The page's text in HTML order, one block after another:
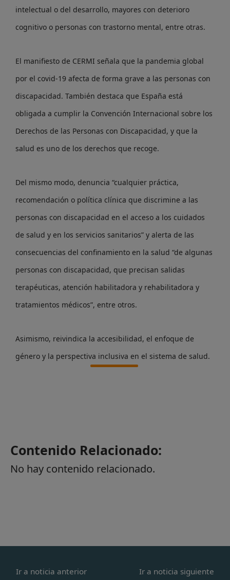
intelectual o del desarrollo, mayores con deterioro
cognitivo o personas con trastorno mental, entre otras.
El manifiesto de CERMI señala que la pandemia global
por el covid-19 afecta de forma grave a las personas con
discapacidad. También destaca que España está
obligada a cumplir la Convención Internacional sobre los
Derechos de las Personas con Discapacidad, y que la
salud es uno de los derechos que recoge.
Del mismo modo, denuncia “cualquier práctica,
recomendación o política clínica que discrimine a las
personas con discapacidad en el acceso a los cuidados
de salud y en los servicios sanitarios” y alerta de las
consecuencias del confinamiento en la salud “de algunas
personas con discapacidad, que precisan salidas
terapéuticas, atención habilitadora y rehabilitadora y
tratamientos médicos”, entre otros.
Asimismo, reivindica la accesibilidad, el enfoque de
género y la perspectiva inclusiva en el sistema de salud.
Contenido Relacionado:
No hay contenido relacionado.
Ir a noticia anterior Ir a noticia siguiente